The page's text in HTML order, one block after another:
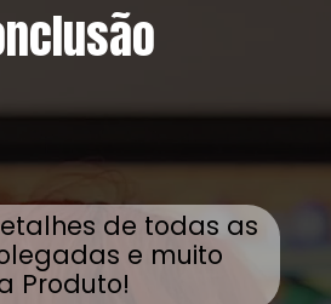
de todas as
e muito
Produto!